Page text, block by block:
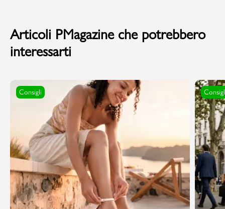
Articoli PMagazine che potrebbero
interessarti
Consigli